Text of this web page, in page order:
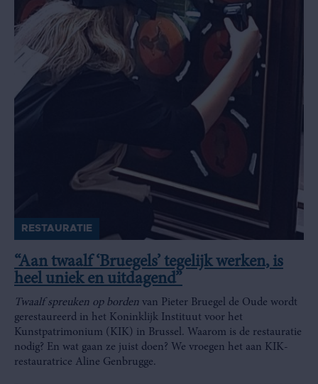
RESTAURATIE
“Aan twaalf ‘Bruegels’ tegelijk werken, is
heel uniek en uitdagend”
Twaalf spreuken op borden van Pieter Bruegel de Oude wordt
gerestaureerd in het Koninklijk Instituut voor het
Kunstpatrimonium (KIK) in Brussel. Waarom is de restauratie
nodig? En wat gaan ze juist doen? We vroegen het aan KIK-
restauratrice Aline Genbrugge.